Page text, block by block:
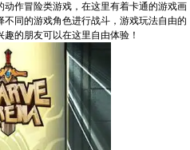
作冒险类游戏，在这里有着卡通的游戏画
同的游戏角色进行战斗，游戏玩法自由的
的朋友可以在这里自由体验！